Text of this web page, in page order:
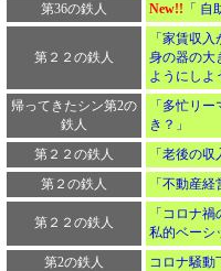
第36の鉄人
New!! 「
第２２の鉄人
「家賃収
身の器の大
ようにしよ
帰ってきたシン第2の
鉄人
「多忙リ
き？」
第２２の鉄人
「老後の
第２の鉄人
「不動産
第２２の鉄人
「コロナ
私的ベーシ
第2の鉄人
コロナ騒動